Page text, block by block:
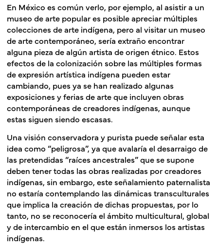
En México es común verlo, por ejemplo, al asistir a un
museo de arte popular es posible apreciar múltiples
colecciones de arte indígena, pero al visitar un museo
de arte contemporáneo, sería extraño encontrar
alguna pieza de algún artista de origen étnico. Estos
efectos de la colonización sobre las múltiples formas
de expresión artística indígena pueden estar
cambiando, pues ya se han realizado algunas
exposiciones y ferias de arte que incluyen obras
contemporáneas de creadores indígenas, aunque
estas siguen siendo escasas.
Una visión conservadora y purista puede señalar esta
idea como “peligrosa”, ya que avalaría el desarraigo de
las pretendidas “raíces ancestrales” que se supone
deben tener todas las obras realizadas por creadores
indígenas, sin embargo, este señalamiento paternalista
no estaría contemplando las dinámicas transculturales
que implica la creación de dichas propuestas, por lo
tanto, no se reconocería el ámbito multicultural, global
y de intercambio en el que están inmersos los artistas
indígenas.